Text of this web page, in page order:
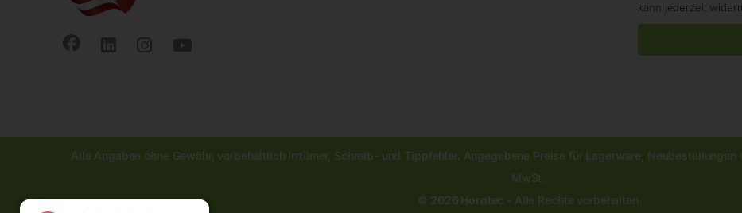
kann jederzeit
Alle Angaben ohne Gewähr, vorbehaltlich Irrtümer, Schreib- und Tippfehler. Angegebene Preise für Lagerware,
MwSt.
© 2026 Horntec - Alle Rechte vorbehalten